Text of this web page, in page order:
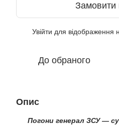
Замовити
Увійти для відображення
До обраного
Опис
Погони генерал ЗСУ —